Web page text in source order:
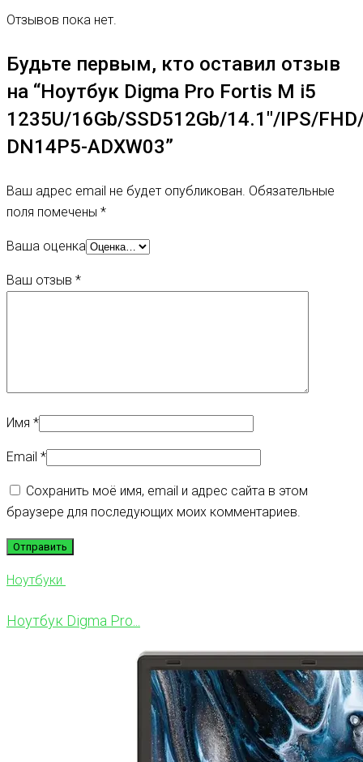
Отзывов пока нет.
Будьте первым, кто оставил отзыв
на “Ноутбук Digma Pro Fortis M i5
1235U/16Gb/SSD512Gb/14.1″/IPS/
DN14P5-ADXW03”
Ваш адрес email не будет опубликован. Обязательные
поля помечены *
Ваша оценка
Ваш отзыв *
Имя *
Email *
Сохранить моё имя, email и адрес сайта в этом
браузере для последующих моих комментариев.
Ноутбуки
Ноутбук Digma Pro...